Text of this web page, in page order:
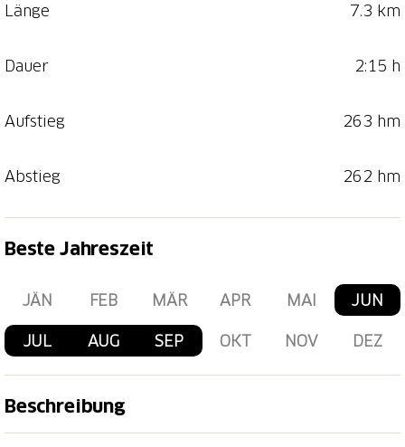
Länge 7.3 km
Dauer 2:15 h
Aufstieg 263 hm
Abstieg 262 hm
Beste Jahreszeit
JÄN FEB MÄR APR MAI JUN
JUL AUG SEP OKT NOV DEZ
Beschreibung